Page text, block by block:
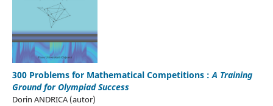
300 Problems for Mathematical Competitions :A Training
Ground for Olympiad Success
Dorin ANDRICA (autor)